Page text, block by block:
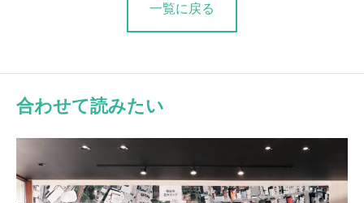
一覧に戻る
合わせて読みたい